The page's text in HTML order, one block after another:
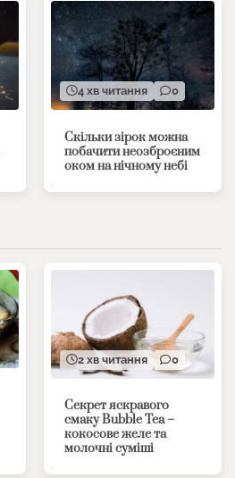
4 хв читання 0
Скільки зірок можна
побачити неозброєним
оком на нічному небі
2 хв читання 0
Секрет яскравого
смаку Bubble Tea –
кокосове желе та
молочні суміші